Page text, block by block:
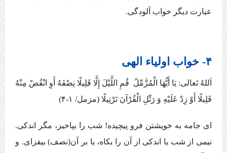
عبارت دیگر خواب آلودگی.
۴- خواب اولیاء الهی
اَللهُ تَعالی:‏ يَا أَيُّهَا الْمُزَّمِّلُ قُمِ اللَّيْلَ إِلَّا قَلِيلًا نِصْفَهُ أَوِ انْقُصْ مِنْهُ
قَلِيلًا أَوْ زِدْ عَلَيْهِ وَ رَتِّلِ الْقُرْآنَ تَرْتِيلًا (مزمل/ ۱-۴)
ای جامه به خويشتن فرو پيچيده! شب را بپاخيز، مگر اندكی.
نيمی از شب يا اندكی از آن را بكاه، يا بر آن(نصف) بيفزای. و